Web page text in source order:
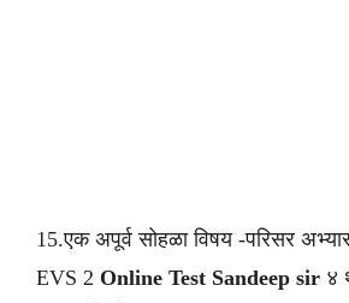
15.एक अपूर्व सोहळा विषय -परिसर
EVS 2 Online Test Sandeep sir ४